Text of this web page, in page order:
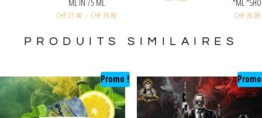
CHF21.40
PRODUITS SIMILAIRES
Promo !